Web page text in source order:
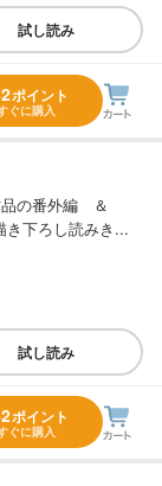
試し読み
ポイント
ぐに購入
品の番外編 ＆
下ろし読みき...
試し読み
ポイント
ぐに購入